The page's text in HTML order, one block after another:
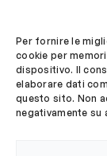
Per fornire le
cookie per
dispositivo. Il
elaborare dati
questo sito. Non
negativamente su
Segui OBLA su